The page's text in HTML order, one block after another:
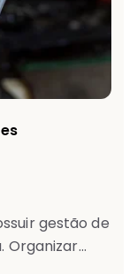
gestão de
Organizar...